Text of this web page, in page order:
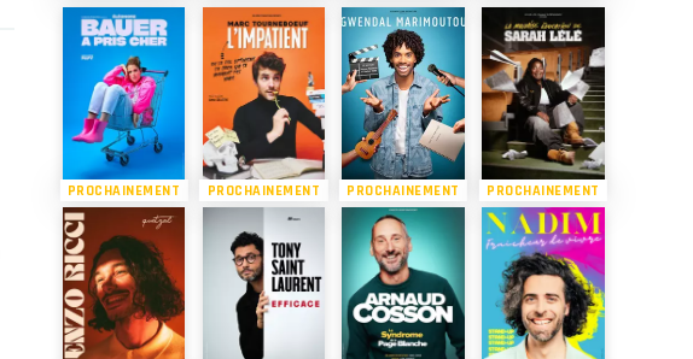
PROCHAINEMENT PROCHAINEMENT PROCHAINEMENT PROCHAINEMENT